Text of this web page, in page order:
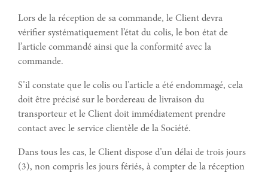
Lors de la réception de sa commande, le Client devra
vérifier systématiquement l’état du colis, le bon état de
l’article commandé ainsi que la conformité avec la
commande.
S’il constate que le colis ou l’article a été endommagé, cela
doit être précisé sur le bordereau de livraison du
transporteur et le Client doit immédiatement prendre
contact avec le service clientèle de la Société.
Dans tous les cas, le Client dispose d’un délai de trois jours
(3), non compris les jours fériés, à compter de la réception